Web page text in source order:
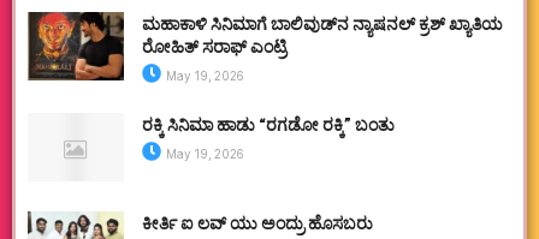
ಮಹಾಕಾಳಿ ಸಿನಿಮಾಗೆ ಬಾಲಿವುಡ್‌ನ ನ್ಯಾಷನಲ್ ಕ್ರಶ್ ಖ್ಯಾತಿಯ
ರೋಹಿತ್ ಸರಾಫ್ ಎಂಟ್ರಿ
May 19, 2026
ರಕ್ಕಿ ಸಿನಿಮಾ ಹಾಡು “ರಗಡೋ ರಕ್ಕಿ” ಬಂತು
May 19, 2026
ಕೀರ್ತಿ ಐ ಲವ್ ಯು ಅಂದ್ರು ಹೊಸಬರು